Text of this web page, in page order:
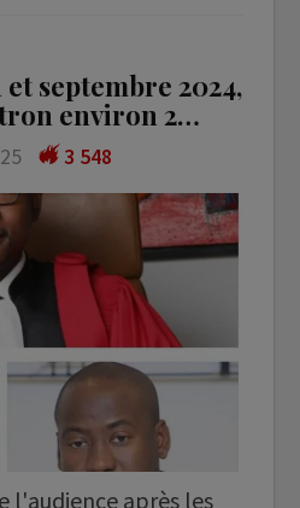
septembre 2024,
environ 2…
3 548
l'audience après les